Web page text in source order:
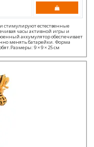
стимулируют естественные
часы активной игры и
аккумулятор обеспечивает
менять батарейки. Форма
9 × 9 × 25 см